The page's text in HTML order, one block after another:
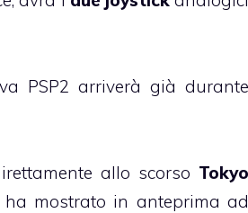
PSP2 arriverà già durante
allo scorso Tokyo
mostrato in anteprima ad